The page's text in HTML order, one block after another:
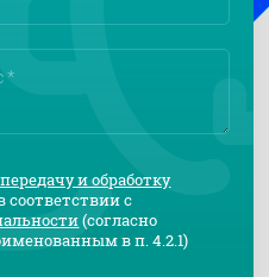
и обработку
соответствии с
(согласно
в п. 4.2.1)